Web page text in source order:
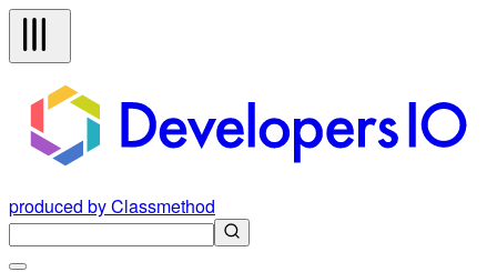
produced by Classmethod